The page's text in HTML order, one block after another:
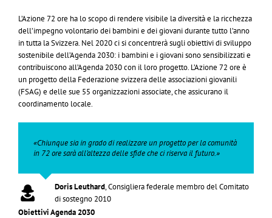
L’Azione 72 ore ha lo scopo di rendere visibile la diversità e la ricchezza
dell’impegno volontario dei bambini e dei giovani durante tutto l’anno
in tutta la Svizzera. Nel 2020 ci si concentrerà sugli obiettivi di sviluppo
sostenibile dell’Agenda 2030: i bambini e i giovani sono sensibilizzati e
contribuiscono all’Agenda 2030 con il loro progetto. L’Azione 72 ore è
un progetto della Federazione svizzera delle associazioni giovanili
(FSAG) e delle sue 55 organizzazioni associate, che assicurano il
coordinamento locale.
«Chiunque sia in grado di realizzare un progetto per la comunità
in 72 ore sarà all’altezza delle sfide che ci riserva il futuro.»
Doris Leuthard,Consigliera federale membro del Comitato
di sostegno 2010
Obiettivi Agenda 2030